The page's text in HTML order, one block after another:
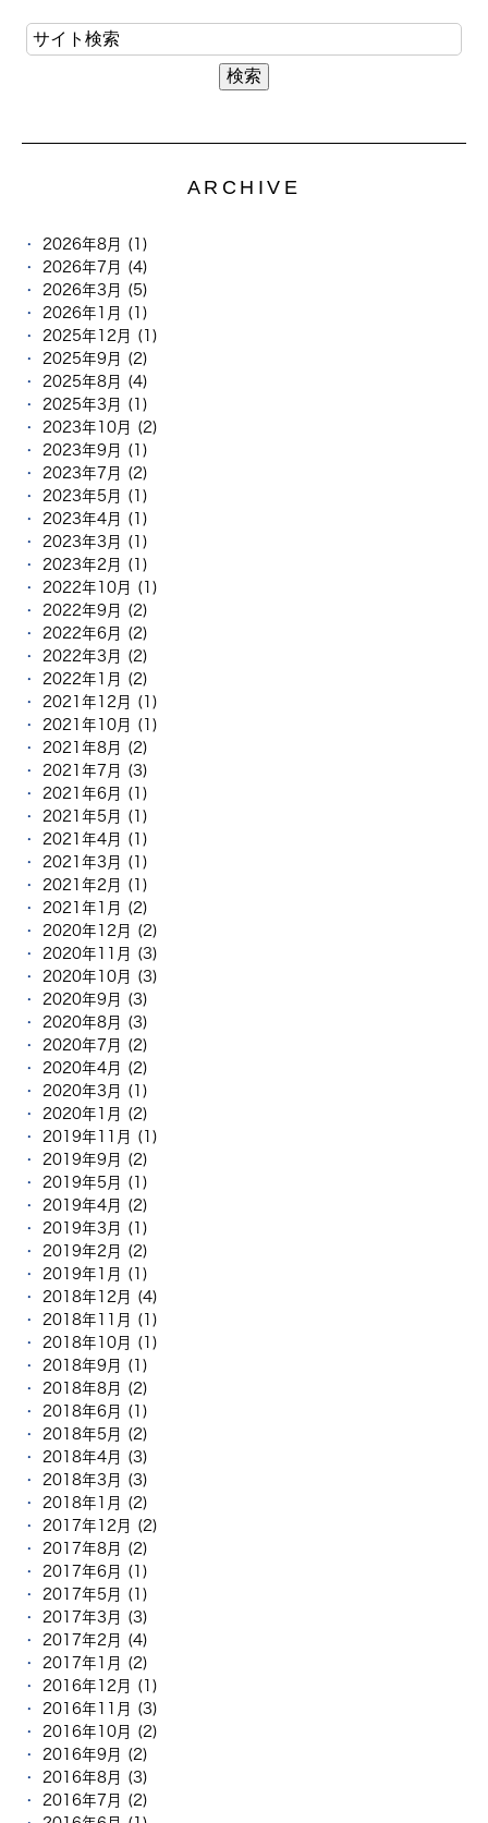
ARCHIVE
2026年8月 (1)
2026年7月 (4)
2026年3月 (5)
2026年1月 (1)
2025年12月 (1)
2025年9月 (2)
2025年8月 (4)
2025年3月 (1)
2023年10月 (2)
2023年9月 (1)
2023年7月 (2)
2023年5月 (1)
2023年4月 (1)
2023年3月 (1)
2023年2月 (1)
2022年10月 (1)
2022年9月 (2)
2022年6月 (2)
2022年3月 (2)
2022年1月 (2)
2021年12月 (1)
2021年10月 (1)
2021年8月 (2)
2021年7月 (3)
2021年6月 (1)
2021年5月 (1)
2021年4月 (1)
2021年3月 (1)
2021年2月 (1)
2021年1月 (2)
2020年12月 (2)
2020年11月 (3)
2020年10月 (3)
2020年9月 (3)
2020年8月 (3)
2020年7月 (2)
2020年4月 (2)
2020年3月 (1)
2020年1月 (2)
2019年11月 (1)
2019年9月 (2)
2019年5月 (1)
2019年4月 (2)
2019年3月 (1)
2019年2月 (2)
2019年1月 (1)
2018年12月 (4)
2018年11月 (1)
2018年10月 (1)
2018年9月 (1)
2018年8月 (2)
2018年6月 (1)
2018年5月 (2)
2018年4月 (3)
2018年3月 (3)
2018年1月 (2)
2017年12月 (2)
2017年8月 (2)
2017年6月 (1)
2017年5月 (1)
2017年3月 (3)
2017年2月 (4)
2017年1月 (2)
2016年12月 (1)
2016年11月 (3)
2016年10月 (2)
2016年9月 (2)
2016年8月 (3)
2016年7月 (2)